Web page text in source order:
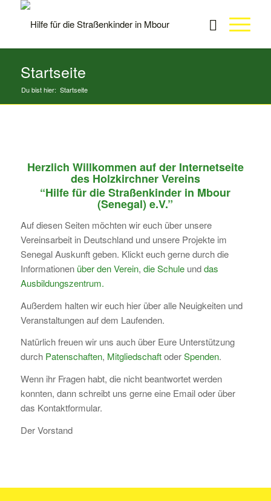
Startseite
Du bist hier: Startseite
Herzlich Willkommen auf der Internetseite
des Holzkirchner Vereins
“Hilfe für die Straßenkinder in Mbour
(Senegal) e.V.”
Auf diesen Seiten möchten wir euch über unsere
Vereinsarbeit in Deutschland und unsere Projekte im
Senegal Auskunft geben. Klickt euch gerne durch die
Informationen über den Verein, die Schuleunddas
Ausbildungszentrum.
Außerdem halten wir euch hier über alle Neuigkeiten und
Veranstaltungen auf dem Laufenden.
Natürlich freuen wir uns auch über Eure Unterstützung
durch Patenschaften, MitgliedschaftoderSpenden.
Wenn ihr Fragen habt, die nicht beantwortet werden
konnten, dann schreibt uns gerne eine Email oder über
das Kontaktformular.
Der Vorstand